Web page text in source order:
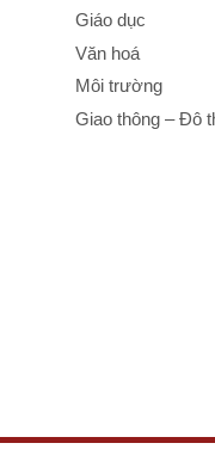
Giáo dục
Văn hoá
Môi trường
Giao thông – Đô